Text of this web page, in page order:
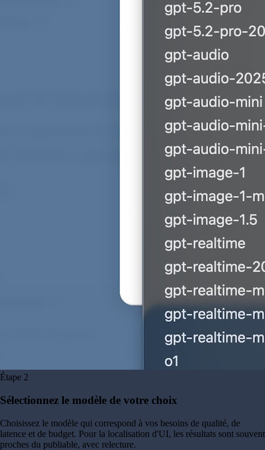
Étape 2
Sélectionnez le modèle de votre choix
Choisissez le modèle qui correspond à vos besoins de qualité, de
latence et de budget. Pour la localisation d'UI, les résultats sont souvent
proches du publiable, avec relecture.